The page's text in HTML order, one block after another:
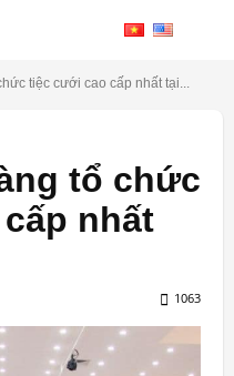
tiệc cưới cao cấp nhất tại...
tổ chức
nhất
1063